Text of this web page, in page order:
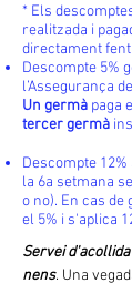
* Els
realitzada i
directament
Descompte 5%
l’Assegurança
Un germà paga
tercer germà
Descompte
la 6a setmana
o no). En cas de
el 5% i s'aplica
Servei
nens. Una